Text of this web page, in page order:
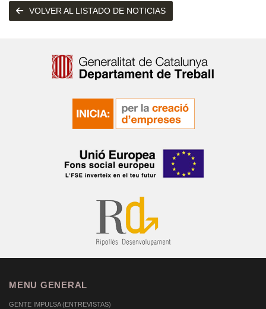
VOLVER AL LISTADO DE NOTICIAS
MENU GENERAL
GENTE IMPULSA (ENTREVISTAS)